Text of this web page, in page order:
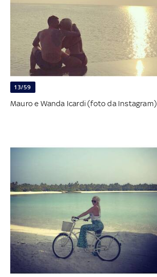
13/59
Mauro e Wanda Icardi (foto da Instagram)